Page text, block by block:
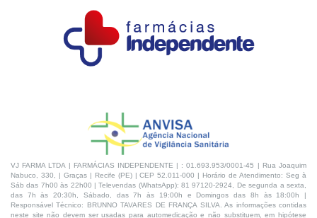
VJ FARMA LTDA | FARMÁCIAS INDEPENDENTE | : 01.693.953/0001-45 | Rua Joaquim
Nabuco, 330, | Graças | Recife (PE) | CEP 52.011-000 | Horário de Atendimento: Seg à
Sáb das 7h00 às 22h00 | Televendas (WhatsApp): 81 97120-2924, De segunda a sexta,
das 7h às 20:30h, Sábado, das 7h às 19:00h e Domingos das 8h às 18:00h |
Responsável Técnico: BRUNNO TAVARES DE FRANÇA SILVA. As informações contidas
neste site não devem ser usadas para automedicação e não substituem, em hipótese